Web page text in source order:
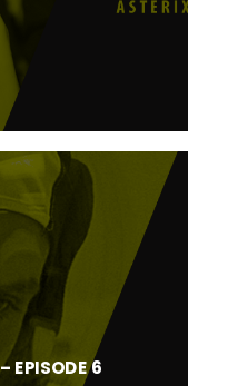
EPISODE 6